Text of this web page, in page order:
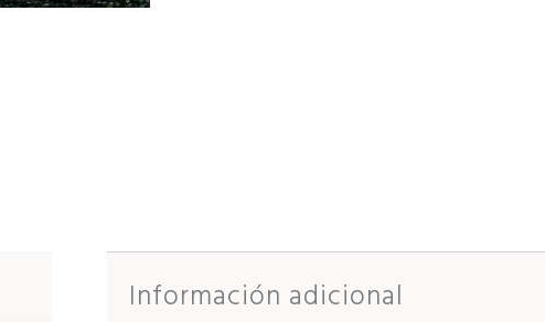
Información adicional